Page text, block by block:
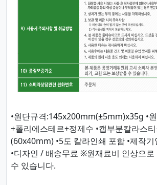
•원단규격:145x200mm(±5mm)x35g •
+폴리에스테르+정제수 •캡부분칼라스
(60x40mm) •5도 칼라인쇄 포함 •제작
•디자인 / 배송무료 ※원재료비 인상으로
수 있습니다.